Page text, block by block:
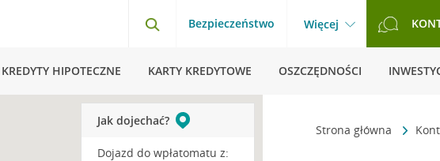
Bezpieczeństwo Więcej
KREDYTY HIPOTECZNE KARTY KREDYTOWE OSZCZĘDNOŚCI
Strona główna
Jak dojechać?
Dojazd do wpłatomatu z: